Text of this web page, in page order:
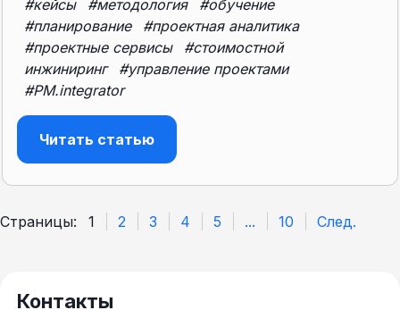
#кейсы #методология
#обучение
#планирование
#проектная аналитика
#проектные сервисы
#стоимостной
инжиниринг
#управление проектами
#PM.integrator
Читать статью
Страницы: 1 2 3 4 5 ... 10 След.
Контакты